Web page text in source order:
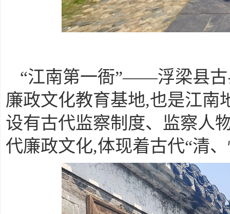
“江南第一衙”——浮梁县古
廉政文化教育基地,也是江南
设有古代监察制度、监察人
代廉政文化,体现着古代“清